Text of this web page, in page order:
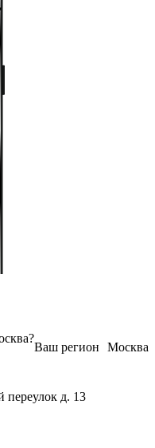
Москва
Ваш регион
?
переулок д. 13